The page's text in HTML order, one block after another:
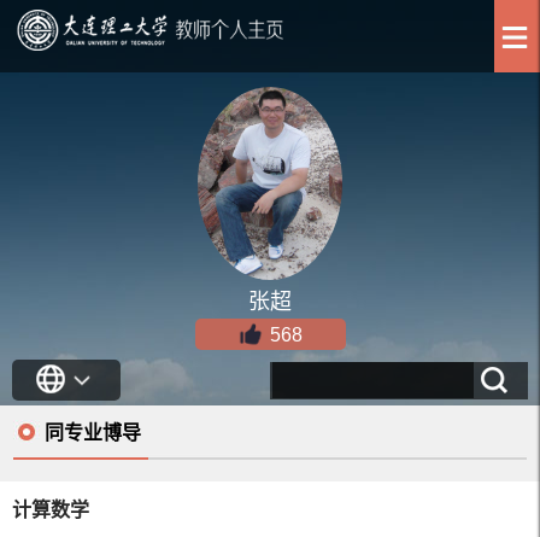
张超
568
同专业博导
计算数学